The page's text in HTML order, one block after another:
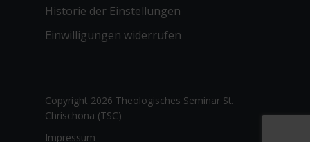
Historie der Einstellungen
Einwilligungen widerrufen
Copyright 2026 Theologisches Seminar St.
Chrischona (TSC)
Impressum